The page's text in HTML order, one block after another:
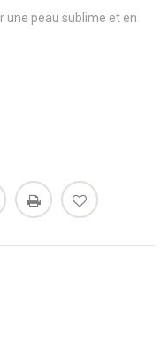
une peau sublime et en